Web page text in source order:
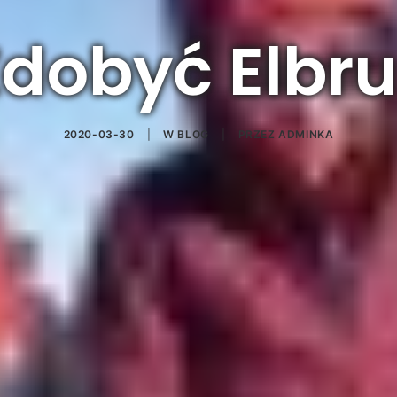
2020-03-30 W BLOG PRZEZADMINKA